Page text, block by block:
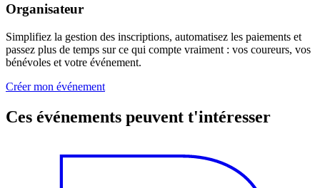
Organisateur
Simplifiez la gestion des inscriptions, automatisez les paiements et
passez plus de temps sur ce qui compte vraiment : vos coureurs, vos
bénévoles et votre événement.
Créer mon événement
Ces événements peuvent t'intéresser